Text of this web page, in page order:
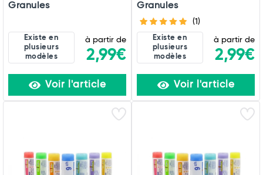
Granules
Existe en
plusieurs
modèles
à partir de
2,99€
Voir l'article
Granules
(1)
Existe en
plusieurs
modèles
à partir de
2,99€
Voir l'article